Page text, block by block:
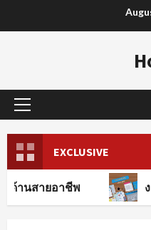
to
Primary
EXCLUSIVE
ชีพ งานรายวัน